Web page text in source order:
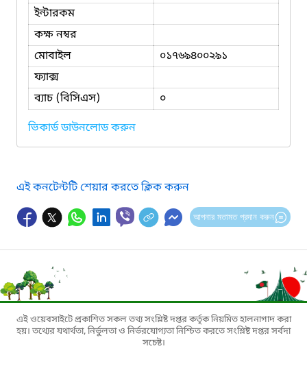
ইন্টারকম
কক্ষ নম্বর
মোবাইল
০১৭৬৯৪০০২৯১
ফ্যাক্স
ব্যাচ (বিসিএস)
০
ভিকার্ড ডাউনলোড করুন
এই কনটেন্টটি শেয়ার করতে ক্লিক করুন
আপনার মতামত প্রদান করুন
এই ওয়েবসাইটে প্রকাশিত সকল তথ্য সংশ্লিষ্ট দপ্তর কর্তৃক নিয়মিত হালনাগাদ করা
হয়। তথ্যের যথার্থতা, নির্ভুলতা ও নির্ভরযোগ্যতা নিশ্চিত করতে সংশ্লিষ্ট দপ্তর সর্বদা
সচেষ্ট।